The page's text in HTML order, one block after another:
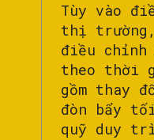
Tùy vào
thị
điều chỉnh
theo thời
gồm thay
đòn bẩy
quỹ duy